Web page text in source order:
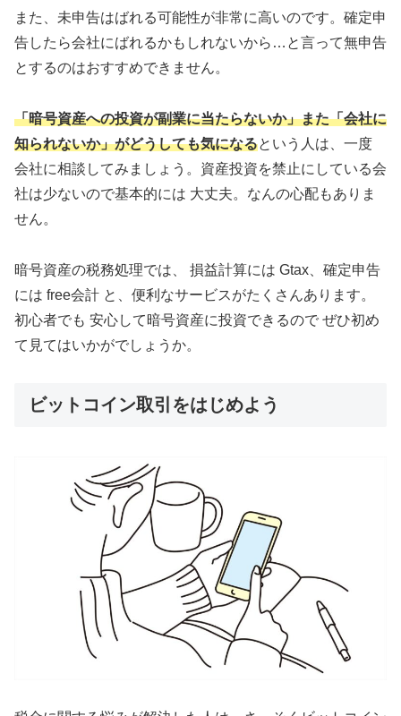
また、未申告はばれる可能性が非常に高いのです。確定申
告したら会社にばれるかもしれないから…と言って無申告
とするのはおすすめできません。
「暗号資産への投資が副業に当たらないか」また「会社に
知られないか」がどうしても気になるという人は、一度
会社に相談してみましょう。資産投資を禁止にしている会
社は少ないので基本的には 大丈夫。なんの心配もありま
せん。
暗号資産の税務処理では、 損益計算には Gtax、確定申告
には free会計 と、便利なサービスがたくさんあります。
初心者でも 安心して暗号資産に投資できるので ぜひ初め
て見てはいかがでしょうか。
ビットコイン取引をはじめよう